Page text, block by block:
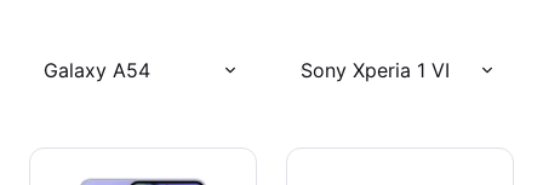
Galaxy A54 Sony Xperia 1 VI